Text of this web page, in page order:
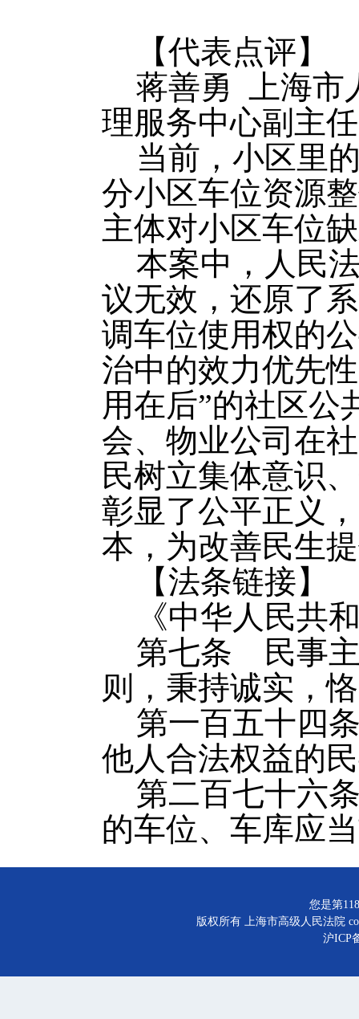
【代表点评】
蒋善勇 上海市
理服务中心副主任
当前，小区里
分小区车位资源
主体对小区车位
本案中，人民
议无效，还原了
调车位使用权的
治中的效力优先
用在后”的社区公
会、物业公司在
民树立集体意识
彰显了公平正义
本，为改善民生
【法条链接】
《中华人民共
第七条 民事主
则，秉持诚实，
第一百五十四
他人合法权益的
第二百七十六
的车位、车库应
您是第
版权所有 上海市高级人民法院
沪ICP